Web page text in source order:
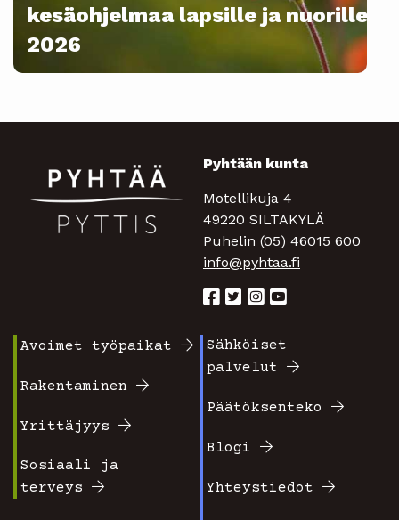
kesäohjelmaa lapsille ja nuorille
2026
Pyhtään kunta
Motellikuja 4
49220 SILTAKYLÄ
Puhelin (05) 46015 600
info@pyhtaa.fi
valikko
1
Avoimet työpaikat
Rakentaminen
Yrittäjyys
Sosiaali ja
terveys
Footer
2
Sähköiset
palvelut
Päätöksenteko
Blogi
Yhteystiedot